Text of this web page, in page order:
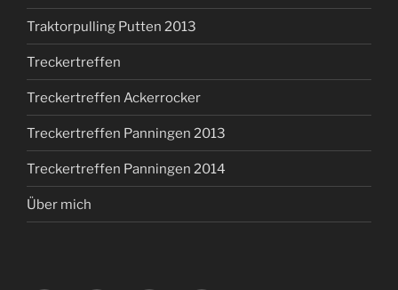
Traktorpulling Putten 2013
Treckertreffen
Treckertreffen Ackerrocker
Treckertreffen Panningen 2013
Treckertreffen Panningen 2014
Über mich